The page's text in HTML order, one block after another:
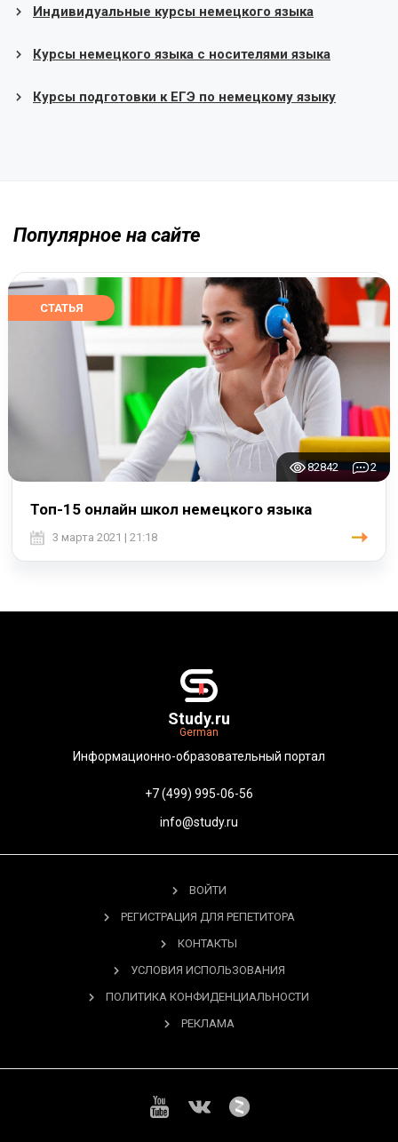
Индивидуальные курсы немецкого языка
Курсы немецкого языка с носителями языка
Курсы подготовки к ЕГЭ по немецкому языку
Популярное на сайте
СТАТЬЯ
82842 2
Топ-15 онлайн школ немецкого языка
3 марта 2021 | 21:18
Study.ru
German
Информационно-образовательный портал
+7 (499) 995-06-56
info@study.ru
ВОЙТИ
РЕГИСТРАЦИЯ ДЛЯ РЕПЕТИТОРА
КОНТАКТЫ
УСЛОВИЯ ИСПОЛЬЗОВАНИЯ
ПОЛИТИКА КОНФИДЕНЦИАЛЬНОСТИ
РЕКЛАМА